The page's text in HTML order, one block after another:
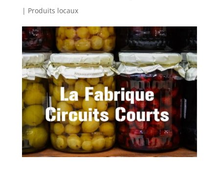
| Produits locaux